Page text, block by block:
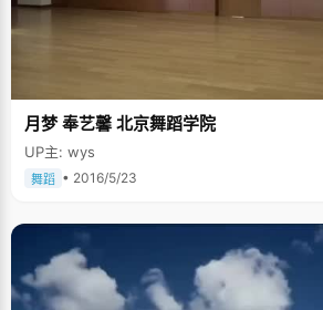
月梦 奉艺馨 北京舞蹈学院
UP主: wys
舞蹈 • 2016/5/23